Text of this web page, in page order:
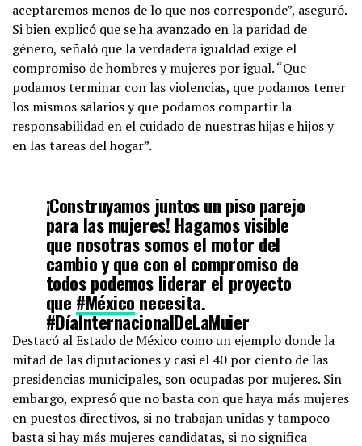
aceptaremos menos de lo que nos corresponde”, aseguró.
Si bien explicó que se ha avanzado en la paridad de
género, señaló que la verdadera igualdad exige el
compromiso de hombres y mujeres por igual. “Que
podamos terminar con las violencias, que podamos tener
los mismos salarios y que podamos compartir la
responsabilidad en el cuidado de nuestras hijas e hijos y
en las tareas del hogar”.
¡Construyamos juntos un piso parejo
para las mujeres! Hagamos visible
que nosotras somos el motor del
cambio y que con el compromiso de
todos podemos liderar el proyecto
que #México necesita.
#DíaInternacionalDeLaMujer
#8DeMarzo#AleDelMoral
#EsTiempoDeLasMujeres
pic.twitter.com/Mjfad3RAbw
— Alejandra Del Moral (@AlejandraDMV)March 8, 2023
Destacó al Estado de México como un ejemplo donde la
mitad de las diputaciones y casi el 40 por ciento de las
presidencias municipales, son ocupadas por mujeres. Sin
embargo, expresó que no basta con que haya más mujeres
en puestos directivos, si no trabajan unidas y tampoco
basta si hay más mujeres candidatas, si no significa